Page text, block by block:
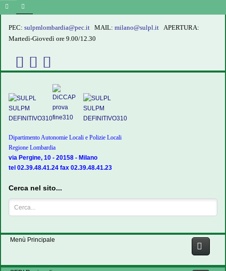
PEC: sulpmlombardia@pec.it MAIL: milano@sulpl.it APERTURA:
Martedì-Giovedì ore 9.00/12.30
Dipartimento Autonomie Locali e Polizie Locali
Regione Lombardia
via Pergine, 10 - 20158 - Milano
tel 02.39.48.41.24 fax 02.39.48.41.23
Cerca nel sito...
Cerca...
Menù Principale